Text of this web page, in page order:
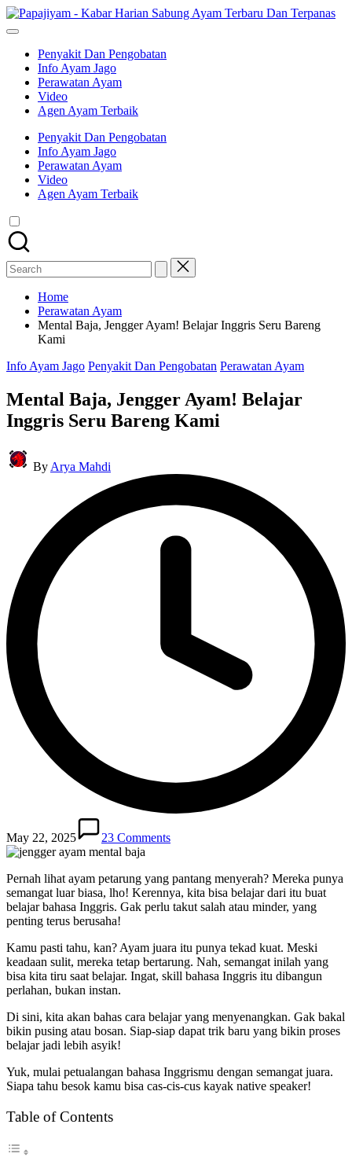
Skip
to
Memberikan
kabar
harian
tentang
sabung
yang
terbaru
terpanas
untuk
sajikan
ke
semua
penggemar
sabung
ayam.
Penyakit Dan Pengobatan
Info Ayam Jago
Perawatan Ayam
Video
Agen Ayam Terbaik
Penyakit Dan Pengobatan
Info Ayam Jago
Perawatan Ayam
Video
Agen Ayam Terbaik
Search
for:
Home
Perawatan Ayam
Mental Baja, Jengger Ayam! Belajar Inggris Seru Bareng
Kami
Posted
Info Ayam Jago Penyakit Dan Pengobatan Perawatan Ayam
Mental Baja, Jengger Ayam! Belajar
Inggris Seru Bareng Kami
Posted
by
By Arya Mahdi
May 22, 2025 23 Comments
Pernah lihat ayam petarung yang pantang menyerah? Mereka punya
semangat luar biasa, lho! Kerennya, kita bisa belajar dari itu buat
belajar bahasa Inggris. Gak perlu takut salah atau minder, yang
penting terus berusaha!
Kamu pasti tahu, kan? Ayam juara itu punya tekad kuat. Meski
keadaan sulit, mereka tetap bertarung. Nah, semangat inilah yang
bisa kita tiru saat belajar. Ingat, skill bahasa Inggris itu dibangun
perlahan, bukan instan.
Di sini, kita akan bahas cara belajar yang menyenangkan. Gak bakal
bikin pusing atau bosan. Siap-siap dapat trik baru yang bikin proses
belajar jadi lebih asyik!
Yuk, mulai petualangan bahasa Inggrismu dengan semangat juara.
Siapa tahu besok kamu bisa cas-cis-cus kayak native speaker!
Table of Contents